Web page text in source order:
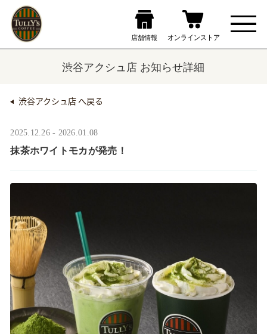
渋谷アクシュ店 お知らせ詳細
渋谷アクシュ店 へ戻る
2025.12.26 - 2026.01.08
抹茶ホワイトモカが発売！